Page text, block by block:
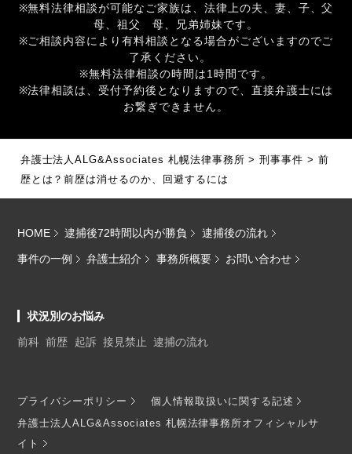
※無料法律相談が可能なご家族は、法律上の夫、妻、子、父
母、祖父 母、兄弟姉妹です。
※ご相談内容により有料相談となる場合がございますのでご
了承ください。
※無料法律相談の時間は1時間です。
※法律相談は、受付予約後となりますので、直接弁護士には
お繋ぎできません。
弁護士法人ALG&Associates 札幌法律事務所 >刑事事件 >前
歴とは？前歴は消せるのか、回避するには
HOME 逮捕後72時間以内が勝負 逮捕後の流れ
事件の一例 弁護士紹介 事務所概要 お問い合わせ
状況別のお悩み
前科 前歴 起訴 接見禁止 逮捕の流れ
プライバシーポリシー
個人情報取扱いに関する記述
弁護士法人ALG&Associates 札幌法律事務所オフィシャルサ
イト